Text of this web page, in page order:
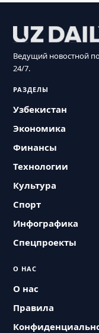
Ведущий новостной
24/7.
РАЗДЕЛЫ
Узбекистан
Экономика
Финансы
Технологии
Культура
Спорт
Инфографика
Спецпроекты
О НАС
О нас
Правила